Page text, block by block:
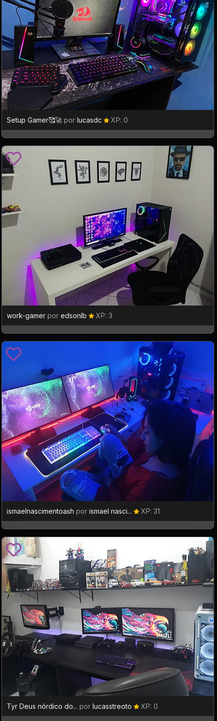
Setup Gamer🥰🚀 por lucasdc XP: 0
work-gamer por edsonlb XP: 3
ismaelnascimentoash por ismael nasci... XP: 31
Tyr Deus nórdico do... por lucasstreoto XP: 0